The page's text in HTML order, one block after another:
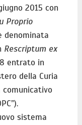
2015 con
Proprio
denominata
Rescriptum ex
entrato in
della Curia
comunicativo
sistema